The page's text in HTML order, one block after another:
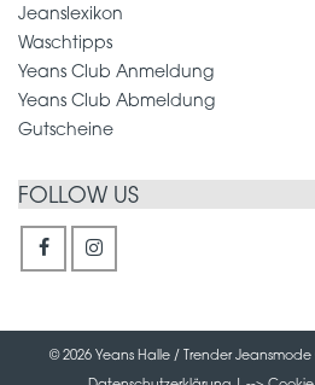
Jeanslexikon
Waschtipps
Yeans Club Anmeldung
Yeans Club Abmeldung
Gutscheine
FOLLOW US
© 2026 Yeans Halle / Trender